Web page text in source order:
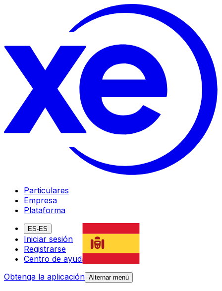
Particulares
Empresa
Plataforma
ES-ES
Iniciar sesión
Registrarse
Centro de ayuda
Obtenga la aplicación Alternar menú